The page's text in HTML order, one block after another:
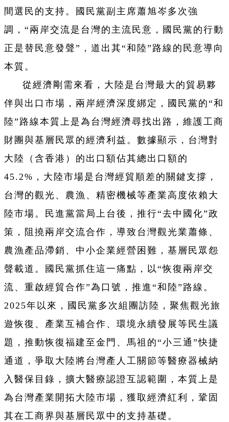
間選民的支持。國民黨副主席蕭旭岑多次強
調，“兩岸交流是台灣的主流民意，國民黨的行動
正是替民意發聲”，道出其“和陸”路線的民意導向
本質。
從經濟剛需來看，大陸是台灣最大的貿易夥
伴與出口市場，兩岸經濟深度綁定，國民黨的“和
陸”路線本質上是為台灣經濟尋找出路，維護工商
財團與基層民眾的經濟利益。數據顯示，台灣對
大陸（含香港）的出口額佔其總出口額的
45.2%，大陸市場是台灣經貿順差的關鍵支撐，
台灣的觀光、農漁、精密機械等產業高度依賴大
陸市場。民進黨當局上台後，推行“去中國化”政
策，阻撓兩岸交流合作，導致台灣觀光業蕭條、
農漁產品滯銷、中小企業經營困難，基層民眾怨
聲載道。國民黨抓住這一痛點，以“恢復兩岸交
流、重啟經貿合作”為口號，推進“和陸”路線。
2025年以來，國民黨多次組團訪陸，聚焦觀光旅
遊恢復、產業互補合作、環境永續發展等民生議
題，推動恢復福建至金門、馬祖的“小三通”快捷
通道，爭取大陸將台灣產人工關節等醫療器械納
入醫保目錄，擴大醫療認證互認範圍，本質上是
為台灣產業開拓大陸市場，獲取經濟紅利，鞏固
其在工商界與基層民眾中的支持基礎。